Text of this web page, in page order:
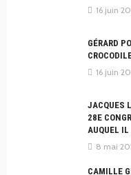
16 juin
GÉRARD
16 juin
JACQUES
28E
AUQUEL
8 mai
CAMILLE